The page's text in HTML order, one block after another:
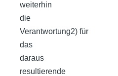
weiterhin
die
Verantwortung2) für
das
daraus
resultierende